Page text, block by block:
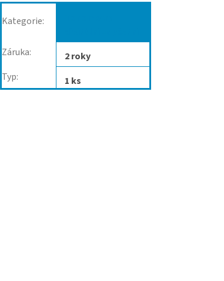
Kategorie:
Záruka:
2 roky
Typ: 1 ks